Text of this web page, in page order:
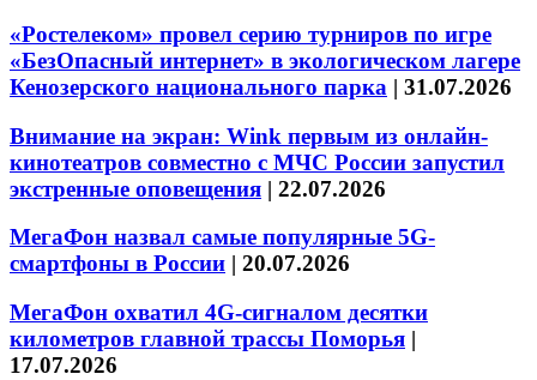
«Ростелеком» провел серию турниров по игре
«БезОпасный интернет» в экологическом лагере
Кенозерского национального парка | 31.07.2026
Внимание на экран: Wink первым из онлайн-
кинотеатров совместно с МЧС России запустил
экстренные оповещения | 22.07.2026
МегаФон назвал самые популярные 5G-
смартфоны в России | 20.07.2026
МегаФон охватил 4G-сигналом десятки
километров главной трассы Поморья |
17.07.2026